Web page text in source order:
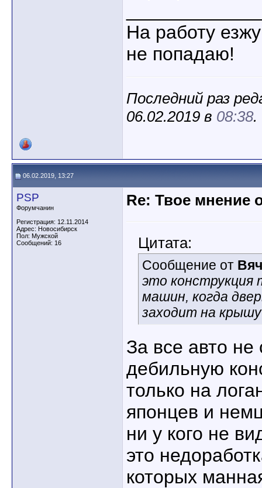
На работу
не попадаю!
Последний раз
06.02.2019 в 08:38.
06.02.2019, 13:27
PSP
Форумчанин
Регистрация: 12.11.2014
Адрес: Новосибирск
Пол: Мужской
Сообщений: 16
Re: Твое мнение
Цитата:
Сообщение от
это
машин, когда
заходит на
За все авто не
дебильную
только на
японцев и
ни у кого не
это
которых